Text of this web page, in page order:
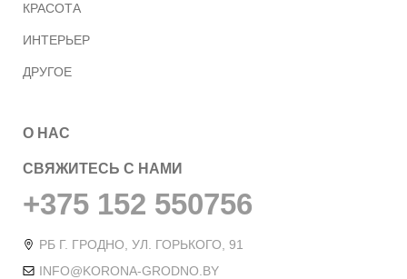
КРАСОТА
ИНТЕРЬЕР
ДРУГОЕ
О НАС
СВЯЖИТЕСЬ С НАМИ
+375 152 550756
РБ Г. ГРОДНО, УЛ. ГОРЬКОГО, 91
INFO@KORONA-GRODNO.BY